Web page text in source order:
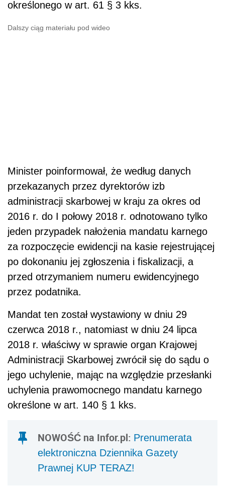
określonego w art. 61 § 3 kks.
Dalszy ciąg materiału pod wideo
Minister poinformował, że według danych
przekazanych przez dyrektorów izb
administracji skarbowej w kraju za okres od
2016 r. do I połowy 2018 r. odnotowano tylko
jeden przypadek nałożenia mandatu karnego
za rozpoczęcie ewidencji na kasie rejestrującej
po dokonaniu jej zgłoszenia i fiskalizacji, a
przed otrzymaniem numeru ewidencyjnego
przez podatnika.
Mandat ten został wystawiony w dniu 29
czerwca 2018 r., natomiast w dniu 24 lipca
2018 r. właściwy w sprawie organ Krajowej
Administracji Skarbowej zwrócił się do sądu o
jego uchylenie, mając na względzie przesłanki
uchylenia prawomocnego mandatu karnego
określone w art. 140 § 1 kks.
NOWOŚĆ na Infor.pl: Prenumerata
elektroniczna Dziennika Gazety
Prawnej KUP TERAZ!